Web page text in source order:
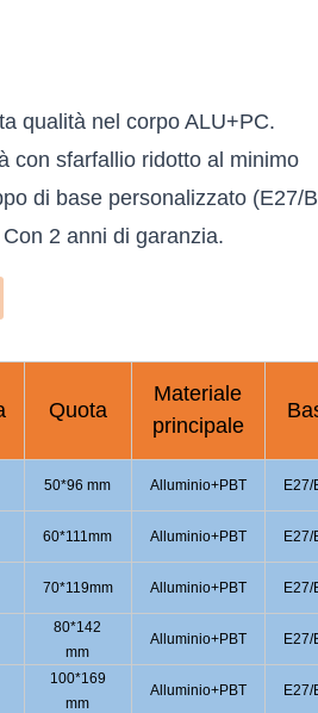
qualità nel corpo ALU+PC.
con sfarfallio ridotto al minimo
di base personalizzato (E27/
2 anni di garanzia.
Quota
Materiale
principale
50*96 mm Alluminio+PBT E27/
60*111mm Alluminio+PBT E27/
70*119mm Alluminio+PBT E27/
80*142
mm
Alluminio+PBT E27/
100*169
mm
Alluminio+PBT E27/